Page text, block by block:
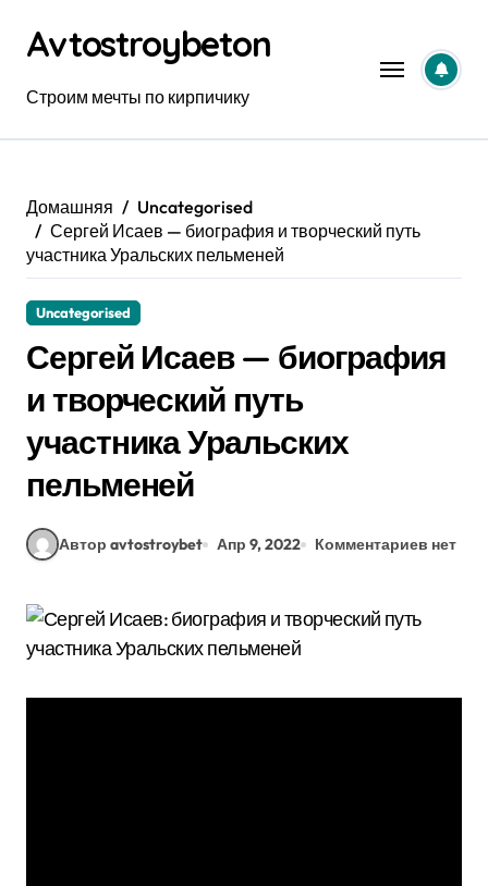
содержанию
Avtostroybeton
Строим мечты по кирпичику
Домашняя
Uncategorised
Сергей Исаев — биография и творческий путь
участника Уральских пельменей
Uncategorised
Сергей Исаев — биография
и творческий путь
участника Уральских
пельменей
Автор avtostroybet Апр 9, 2022 Комментариев нет